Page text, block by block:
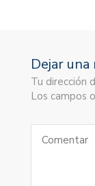
Dejar
Tu dirección
Los campos